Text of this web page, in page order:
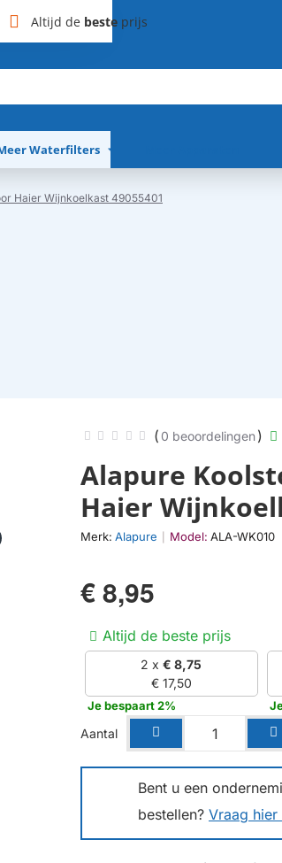
Altijd de beste prijs
Waterfilters
Haier Wijnkoelkast 49055401
Alapure
Haier
Merk: Alapure Model: ALA-WK010
( 0 beoordelingen)
€ 8,95
Altijd de beste prijs
2 x€ 8,75
€ 17,50
Je bespaart 2%
Bent u een
bestellen? Vraag
Aantal